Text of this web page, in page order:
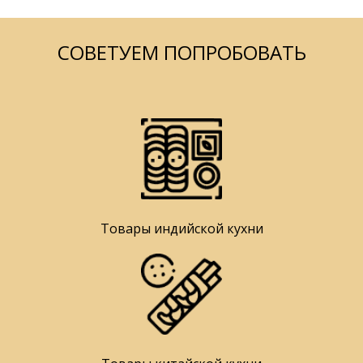
СОВЕТУЕМ ПОПРОБОВАТЬ
Товары индийской кухни